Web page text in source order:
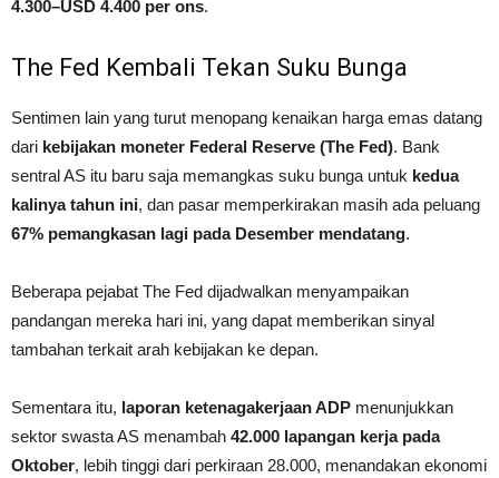
4.300–USD 4.400 per ons.
The Fed Kembali Tekan Suku Bunga
Sentimen lain yang turut menopang kenaikan harga emas datang
dari kebijakan moneter Federal Reserve (The Fed). Bank
sentral AS itu baru saja memangkas suku bunga untuk kedua
kalinya tahun ini, dan pasar memperkirakan masih ada peluang
67% pemangkasan lagi pada Desember mendatang.
Beberapa pejabat The Fed dijadwalkan menyampaikan
pandangan mereka hari ini, yang dapat memberikan sinyal
tambahan terkait arah kebijakan ke depan.
Sementara itu, laporan ketenagakerjaan ADP menunjukkan
sektor swasta AS menambah 42.000 lapangan kerja pada
Oktober, lebih tinggi dari perkiraan 28.000, menandakan ekonomi